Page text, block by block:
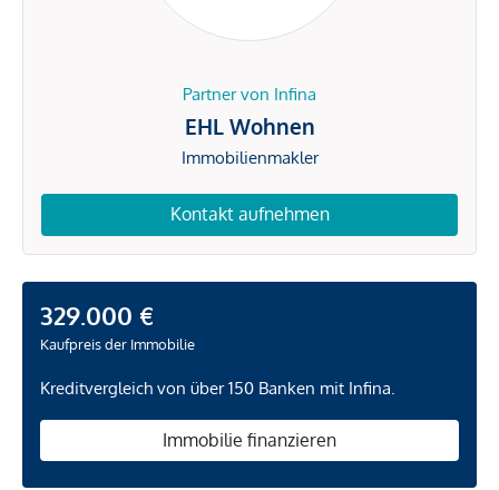
Partner von Infina
EHL Wohnen
Immobilienmakler
Kontakt aufnehmen
329.000 €
Kaufpreis der Immobilie
Kreditvergleich von über 150 Banken mit Infina.
Immobilie finanzieren